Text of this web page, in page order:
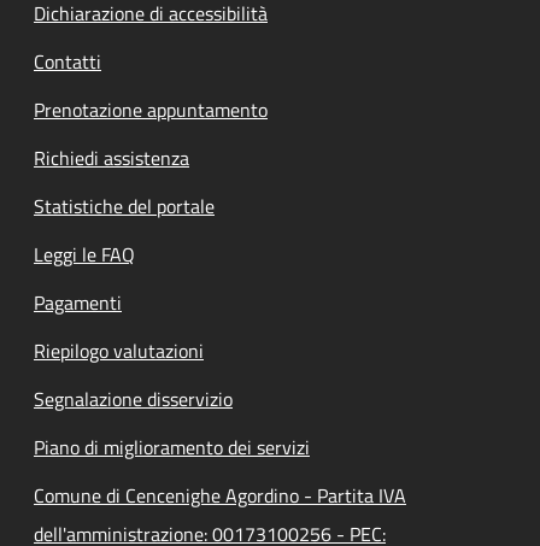
Dichiarazione di accessibilità
Contatti
Prenotazione appuntamento
Richiedi assistenza
Statistiche del portale
Leggi le FAQ
Pagamenti
Riepilogo valutazioni
Segnalazione disservizio
Piano di miglioramento dei servizi
Comune di Cencenighe Agordino - Partita IVA
dell'amministrazione: 00173100256 - PEC: